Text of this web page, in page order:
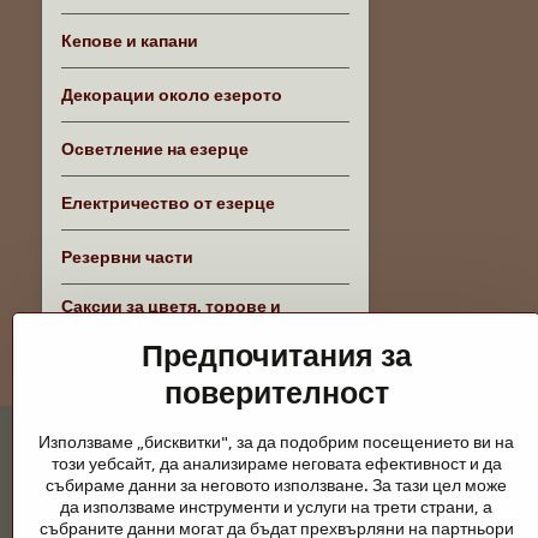
Кепове и капани
Декорации около езерото
Осветление на езерце
Електричество от езерце
Резервни части
Саксии за цветя, торове и
Предпочитания за
поверителност
Използваме „бисквитки", за да подобрим посещението ви на
този уебсайт, да анализираме неговата ефективност и да
събираме данни за неговото използване. За тази цел може
да използваме инструменти и услуги на трети страни, а
събраните данни могат да бъдат прехвърляни на партньори